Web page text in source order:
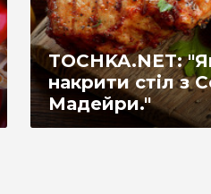
TOCHKA.NET:
накрити стіл з
Мадейри."